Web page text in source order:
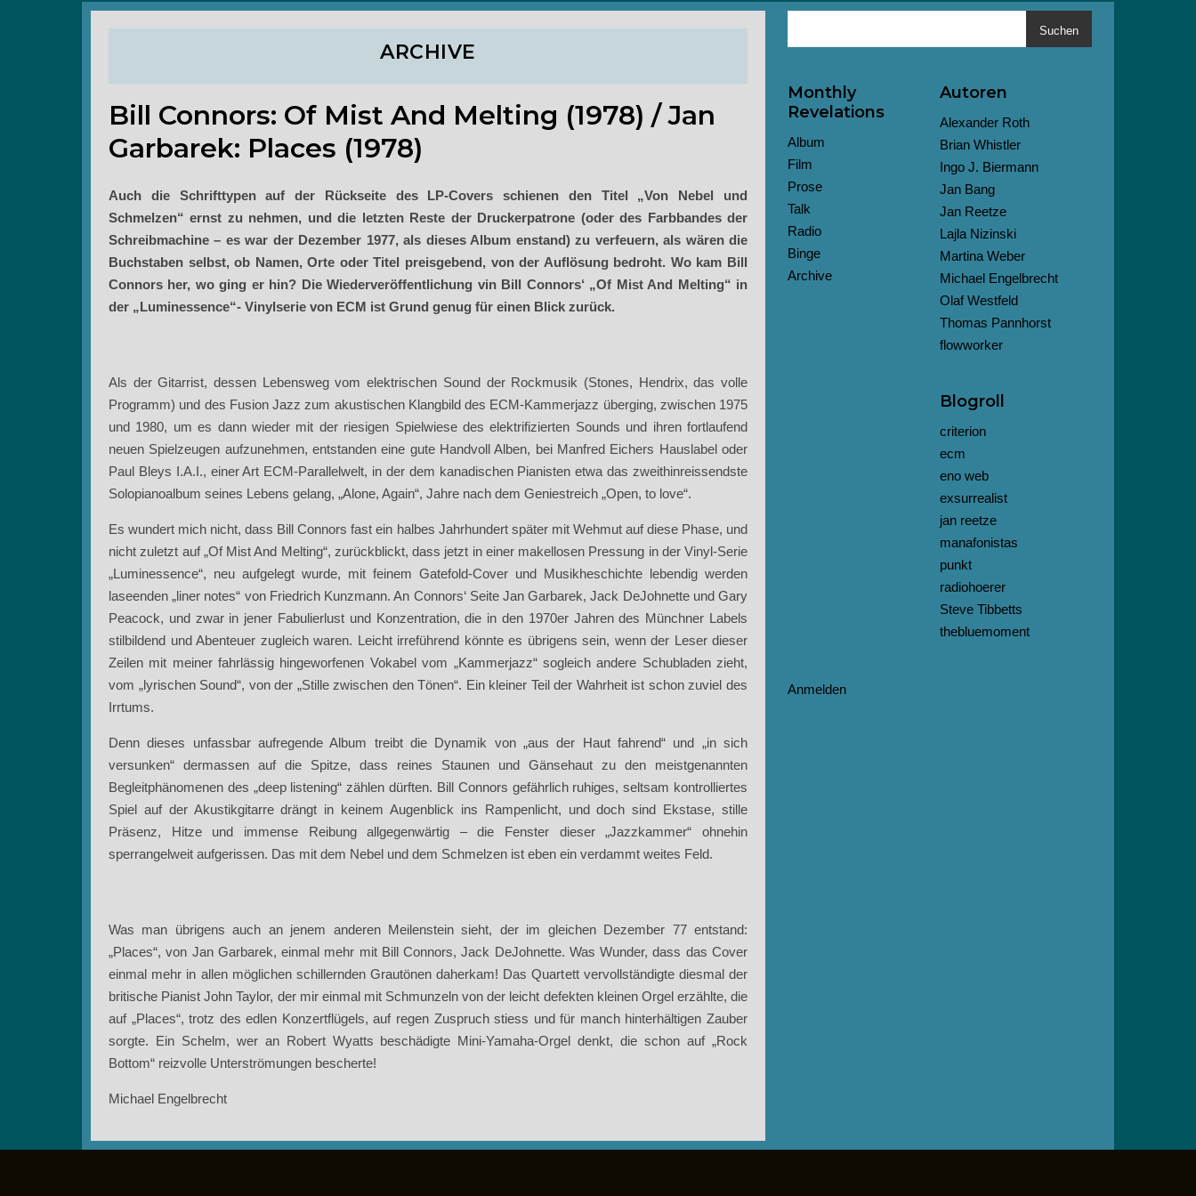
ARCHIVE
Bill Connors: Of Mist And Melting (1978) / Jan
Garbarek: Places (1978)
Auch
die Schrifttypen auf der Rückseite des LP-Covers schienen den Titel „Von Nebel und
Schmelzen“ ernst zu nehmen, und die letzten Reste der Druckerpatrone (oder des Farbbandes der
Schreibmachine – es war der Dezember 1977, als dieses Album enstand) zu verfeuern, als wären die
Buchstaben selbst, ob Namen, Orte oder Titel preisgebend, von der Auflösung bedroht. Wo kam Bill
Connors her, wo ging er hin? Die Wiederveröffentlichung vin Bill Connors‘ „Of Mist And Melting“ in
der „Luminessence“- Vinylserie von ECM ist Grund genug für einen Blick zurück.
Als der Gitarrist, dessen Lebensweg vom elektrischen Sound der Rockmusik (Stones, Hendrix, das volle
Programm) und des Fusion Jazz zum akustischen Klangbild des ECM-Kammerjazz überging, zwischen 1975
und 1980, um es dann wieder mit der riesigen Spielwiese des elektrifizierten Sounds und ihren fortlaufend
neuen Spielzeugen aufzunehmen, entstanden eine gute Handvoll Alben, bei Manfred Eichers Hauslabel oder
Paul Bleys I.A.I., einer Art ECM-Parallelwelt, in der dem kanadischen Pianisten etwa das zweithinreissendste
Solopianoalbum seines Lebens gelang, „Alone, Again“, Jahre nach dem Geniestreich „Open, to love“.
Es wundert mich nicht, dass Bill Connors fast ein halbes Jahrhundert später mit Wehmut auf diese Phase, und
nicht zuletzt auf „Of Mist And Melting“, zurückblickt, dass jetzt in einer makellosen Pressung in der Vinyl-Serie
„Luminessence“, neu aufgelegt wurde, mit feinem Gatefold-Cover und Musikheschichte lebendig werden
laseenden „liner notes“ von Friedrich Kunzmann. An Connors‘ Seite Jan Garbarek, Jack DeJohnette und Gary
Peacock, und zwar in jener Fabulierlust und Konzentration, die in den 1970er Jahren des Münchner Labels
stilbildend und Abenteuer zugleich waren. Leicht irreführend könnte es übrigens sein, wenn der Leser dieser
Zeilen mit meiner fahrlässig hingeworfenen Vokabel vom „Kammerjazz“ sogleich andere Schubladen zieht,
vom „lyrischen Sound“, von der „Stille zwischen den Tönen“. Ein kleiner Teil der Wahrheit ist schon zuviel des
Irrtums.
Denn dieses unfassbar aufregende Album treibt die Dynamik von „aus der Haut fahrend“ und „in sich
versunken“ dermassen auf die Spitze, dass reines Staunen und Gänsehaut zu den meistgenannten
Begleitphänomenen des „deep listening“ zählen dürften. Bill Connors gefährlich ruhiges, seltsam kontrolliertes
Spiel auf der Akustikgitarre drängt in keinem Augenblick ins Rampenlicht, und doch sind Ekstase, stille
Präsenz, Hitze und immense Reibung allgegenwärtig – die Fenster dieser „Jazzkammer“ ohnehin
sperrangelweit aufgerissen. Das mit dem Nebel und dem Schmelzen ist eben ein verdammt weites Feld.
Was man übrigens auch an jenem anderen Meilenstein sieht, der im gleichen Dezember 77 entstand:
„Places“, von Jan Garbarek, einmal mehr mit Bill Connors, Jack DeJohnette. Was Wunder, dass das Cover
einmal mehr in allen möglichen schillernden Grautönen daherkam! Das Quartett vervollständigte diesmal der
britische Pianist John Taylor, der mir einmal mit Schmunzeln von der leicht defekten kleinen Orgel erzählte, die
auf „Places“, trotz des edlen Konzertflügels, auf regen Zuspruch stiess und für manch hinterhältigen Zauber
sorgte. Ein Schelm, wer an Robert Wyatts beschädigte Mini-Yamaha-Orgel denkt, die schon auf „Rock
Bottom“ reizvolle Unterströmungen bescherte!
Michael Engelbrecht
Suchen
Monthly
Revelations
Album
Film
Prose
Talk
Radio
Binge
Archive
Autoren
Alexander Roth
Brian Whistler
Ingo J. Biermann
Jan Bang
Jan Reetze
Lajla Nizinski
Martina Weber
Michael Engelbrecht
Olaf Westfeld
Thomas Pannhorst
flowworker
Blogroll
criterion
ecm
eno web
exsurrealist
jan reetze
manafonistas
punkt
radiohoerer
Steve Tibbetts
thebluemoment
Anmelden